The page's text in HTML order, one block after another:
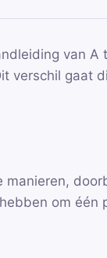
van
verschil gaat
om één